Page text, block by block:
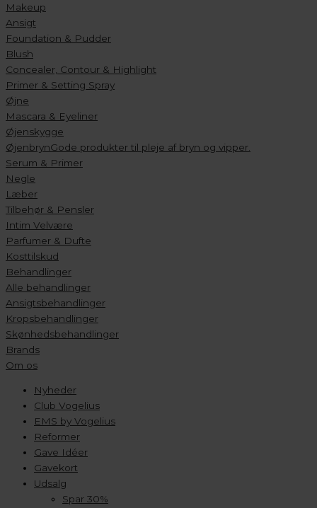
Makeup
Ansigt
Foundation & Pudder
Blush
Concealer, Contour & Highlight
Primer & Setting Spray
Øjne
Mascara & Eyeliner
Øjenskygge
ØjenbrynGode produkter til pleje af bryn og vipper.
Serum & Primer
Negle
Læber
Tilbehør & Pensler
Intim Velvære
Parfumer & Dufte
Kosttilskud
Behandlinger
Alle behandlinger
Ansigtsbehandlinger
Kropsbehandlinger
Skønhedsbehandlinger
Brands
Om os
Nyheder
Club Vogelius
EMS by Vogelius
Reformer
Gave Idéer
Gavekort
Udsalg
Spar 30%